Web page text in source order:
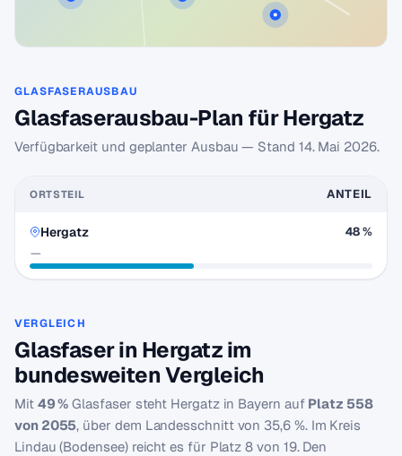
GLASFASERAUSBAU
Glasfaserausbau-Plan für Hergatz
Verfügbarkeit und geplanter Ausbau — Stand 14. Mai 2026.
ORTSTEIL ANTEIL
Hergatz
—
48 %
VERGLEICH
Glasfaser in Hergatz im
bundesweiten Vergleich
Mit 49 % Glasfaser steht Hergatz in Bayern auf Platz 558
von 2055, über dem Landesschnitt von 35,6 %. Im Kreis
Lindau (Bodensee) reicht es für Platz 8 von 19. Den